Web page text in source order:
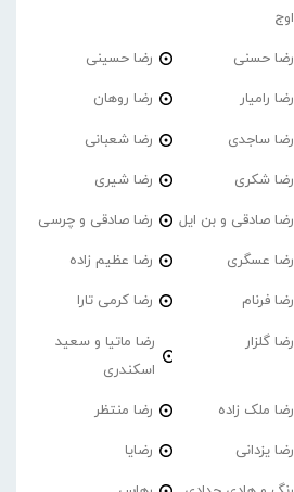
اوج
رضا حسنی رضا حسینی
رضا رامیار رضا روهان
رضا ساجدی رضا شعبانی
رضا شکری رضا شیری
رضا صادقی و بن ایل رضا صادقی و چرسی
رضا عسگری رضا عظیم زاده
رضا فرنام رضا کرمی تارا
رضا گلزار
رضا ماتیا و سعید
اسکندری
رضا ملک زاده رضا منتظر
رضا یزدانی رضایا